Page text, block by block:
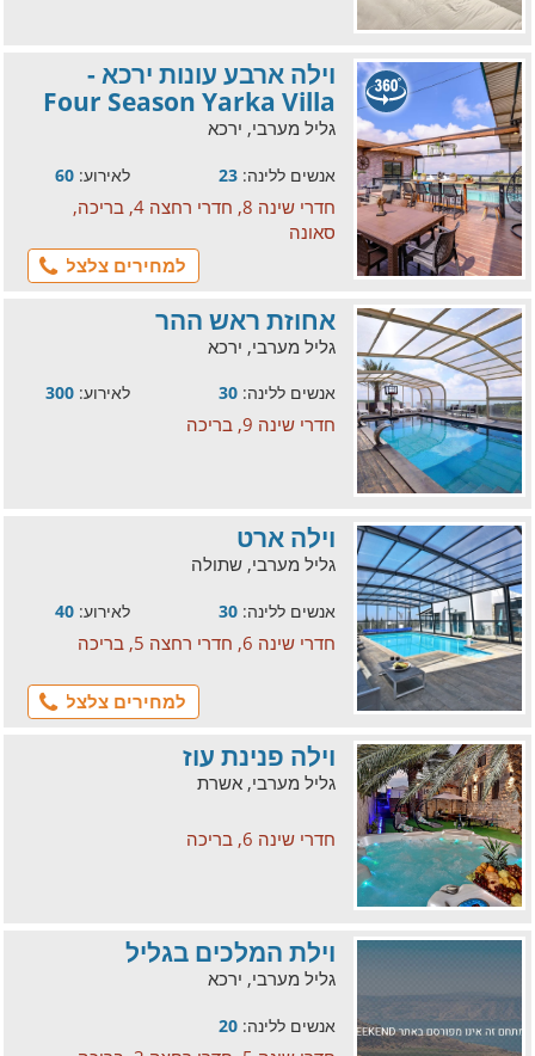
וילה ארבע עונות ירכא -
Four Season Yarka Villa
גליל מערבי, ירכא
אנשים ללינה: 23 לאירוע: 60
חדרי שינה 8, חדרי רחצה 4, בריכה,
סאונה
למחירים צלצל
אחוזת ראש ההר
גליל מערבי, ירכא
אנשים ללינה: 30 לאירוע: 300
חדרי שינה 9, בריכה
וילה ארט
גליל מערבי, שתולה
אנשים ללינה: 30 לאירוע: 40
חדרי שינה 6, חדרי רחצה 5, בריכה
למחירים צלצל
וילה פנינת עוז
גליל מערבי, אשרת
חדרי שינה 6, בריכה
וילת המלכים בגליל
גליל מערבי, ירכא
אנשים ללינה: 20